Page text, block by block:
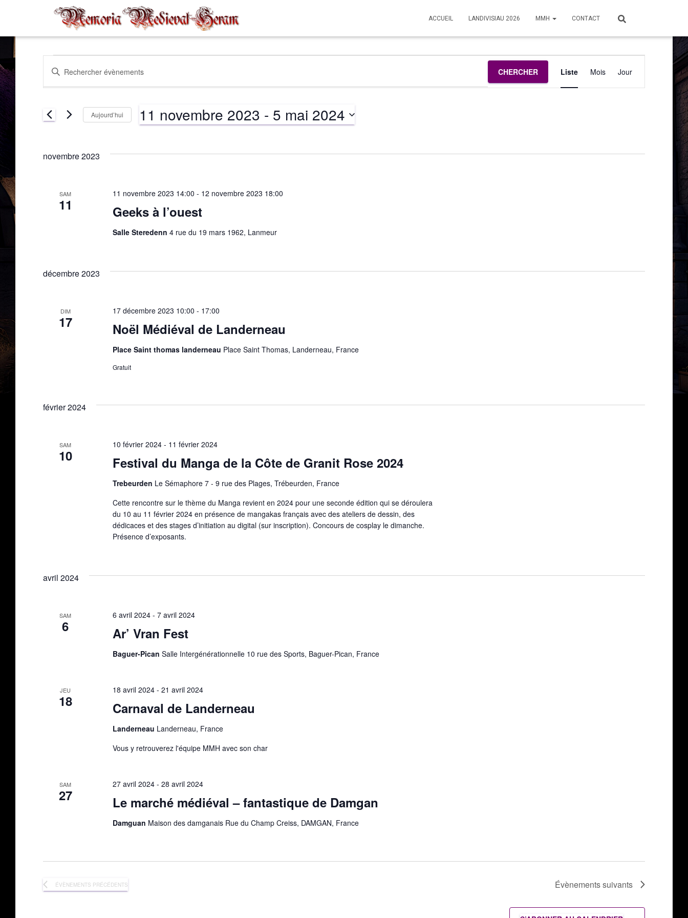
ACCUEIL LANDIVISIAU 2026 MMH CONTACT
Évènements
Recherche
de
vues
Évènements
Saisir
mot-
clé.
Évènements
par
CHERCHER
Navigation
de
Liste Mois Jour
Aujourd’hui 11 novembre 2023 - 5 mai 2024
date.
novembre 2023
SAM
11 Geeks à l’ouest
11 novembre 2023 14:00 - 12 novembre 2023 18:00
Salle Steredenn 4 rue du 19 mars 1962, Lanmeur
décembre 2023
DIM
17 Noël Médiéval de Landerneau
17 décembre 2023 10:00 - 17:00
Place Saint thomas landerneau Place Saint Thomas, Landerneau, France
Gratuit
février 2024
SAM
10 Festival du Manga de la Côte de Granit Rose 2024
10 février 2024- 11 février 2024
Trebeurden Le Sémaphore 7 - 9 rue des Plages, Trébeurden, France
Cette rencontre sur le thème du Manga revient en 2024 pour une seconde édition qui se déroulera
du 10 au 11 février 2024 en présence de mangakas français avec des ateliers de dessin, des
dédicaces et des stages d’initiation au digital (sur inscription). Concours de cosplay le dimanche.
Présence d’exposants.
avril 2024
SAM
6 Ar’ Vran Fest
6 avril 2024- 7 avril 2024
Baguer-Pican Salle Intergénérationnelle 10 rue des Sports, Baguer-Pican, France
JEU
18 Carnaval de Landerneau
18 avril 2024- 21 avril 2024
Landerneau Landerneau, France
Vous y retrouverez l'équipe MMH avec son char
SAM
27 Le marché médiéval – fantastique de Damgan
27 avril 2024- 28 avril 2024
Damguan Maison des damganais Rue du Champ Creiss, DAMGAN, France
ÉVÈNEMENTS PRÉCÉDENTS Évènementssuivants